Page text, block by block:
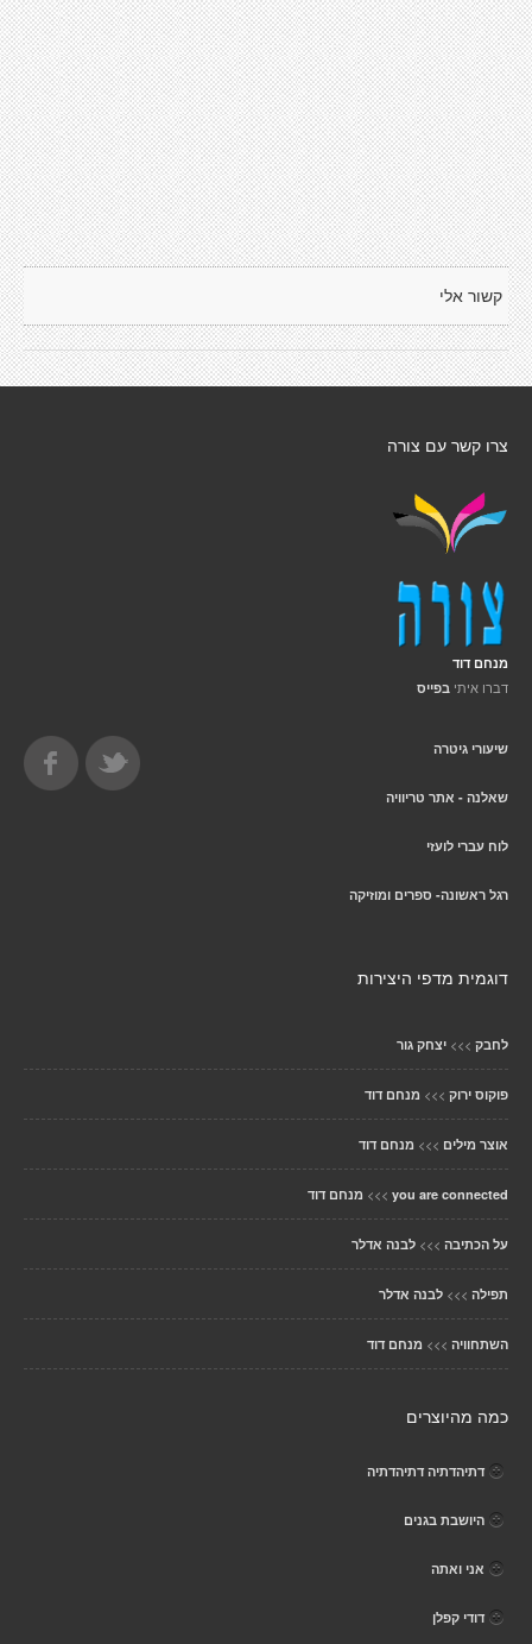
קשור אלי
צרו קשר עם צורה
מנחם דוד
דברו איתי בפייס
שיעורי גיטרה
שאלנה - אתר טריוויה
לוח עברי לועזי
רגל ראשונה- ספרים ומוזיקה
דוגמית מדפי היצירות
לחבק >>> יצחק גור
פוקוס ירוק >>> מנחם דוד
אוצר מילים >>> מנחם דוד
you are connected
>>> מנחם דוד
על הכתיבה >>> לבנה אדלר
תפילה >>> לבנה אדלר
השתחוויה >>> מנחם דוד
כמה מהיוצרים
דתיהדתיה דתיהדתיה
היושבת בגנים
אני ואתה
דודי קפלן